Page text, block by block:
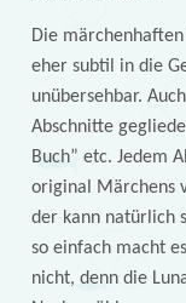
Die
eher subtil in die
unübersehbar.
Abschnitte
Buch” etc. Jedem
original Märchens
der kann natürlich
so einfach macht
nicht, denn die